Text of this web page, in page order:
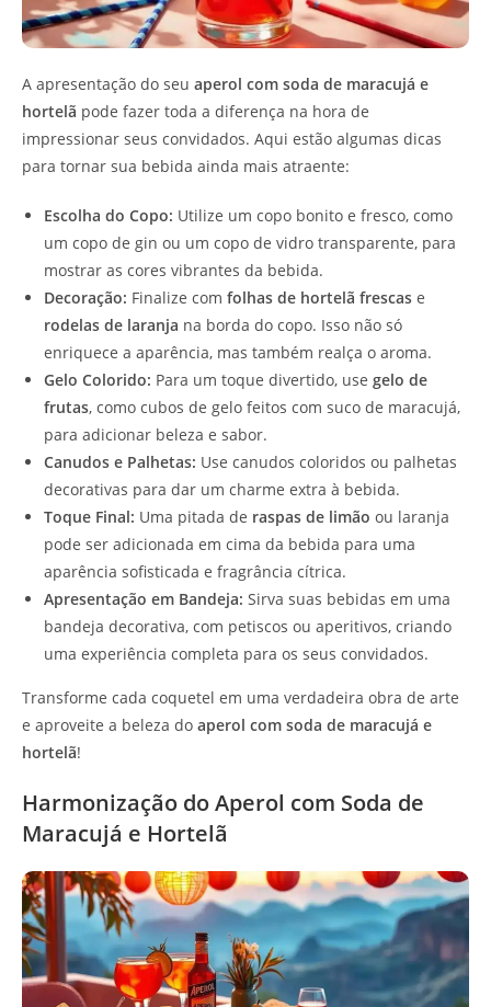
A apresentação do seu aperol com soda de maracujá e
hortelã pode fazer toda a diferença na hora de
impressionar seus convidados. Aqui estão algumas dicas
para tornar sua bebida ainda mais atraente:
Escolha do Copo: Utilize um copo bonito e fresco, como
um copo de gin ou um copo de vidro transparente, para
mostrar as cores vibrantes da bebida.
Decoração: Finalize com folhas de hortelã frescas e
rodelas de laranja na borda do copo. Isso não só
enriquece a aparência, mas também realça o aroma.
Gelo Colorido: Para um toque divertido, use gelo de
frutas, como cubos de gelo feitos com suco de maracujá,
para adicionar beleza e sabor.
Canudos e Palhetas: Use canudos coloridos ou palhetas
decorativas para dar um charme extra à bebida.
Toque Final: Uma pitada de raspas de limão ou laranja
pode ser adicionada em cima da bebida para uma
aparência sofisticada e fragrância cítrica.
Apresentação em Bandeja: Sirva suas bebidas em uma
bandeja decorativa, com petiscos ou aperitivos, criando
uma experiência completa para os seus convidados.
Transforme cada coquetel em uma verdadeira obra de arte
e aproveite a beleza do aperol com soda de maracujá e
hortelã!
Harmonização do Aperol com Soda de
Maracujá e Hortelã